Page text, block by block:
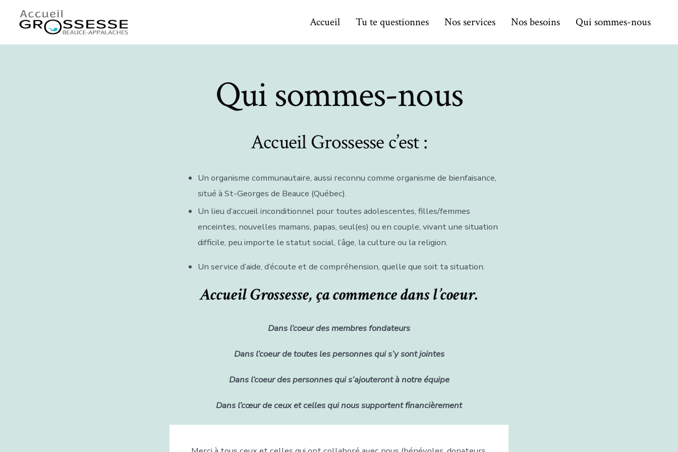
Accueil Tu te questionnes Nos services Nos besoins Qui sommes-nous
Qui sommes-nous
Accueil Grossesse c’est :
Un organisme communautaire, aussi reconnu comme organisme de bienfaisance,
situé à St-Georges de Beauce (Québec).
Un lieu d’accueil inconditionnel pour toutes adolescentes, filles/femmes
enceintes, nouvelles mamans, papas, seul(es) ou en couple, vivant une situation
difficile, peu importe le statut social, l’âge, la culture ou la religion.
Un service d’aide, d’écoute et de compréhension, quelle que soit ta situation.
Accueil Grossesse, ça commence dans l’coeur.
Dans l’coeur des membres fondateurs
Dans l’coeur de toutes les personnes qui s’y sont jointes
Dans l’coeur des personnes qui s’ajouteront à notre équipe
Dans l’cœur de ceux et celles qui nous supportent financièrement